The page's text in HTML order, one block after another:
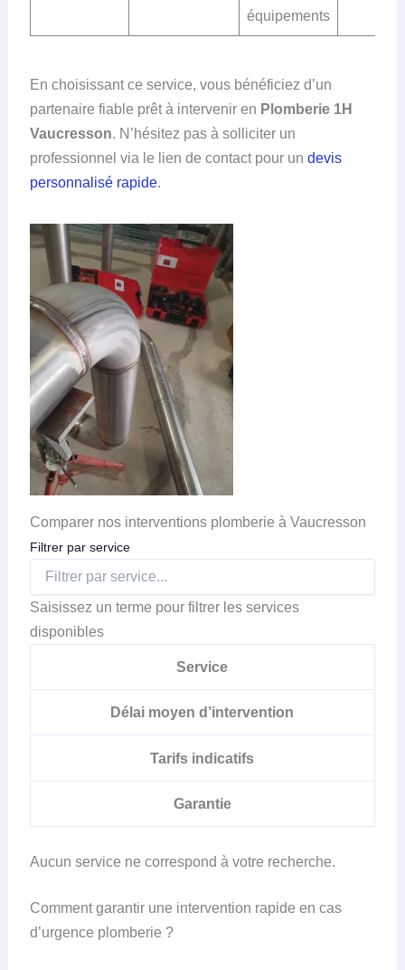
équipements
En choisissant ce service, vous bénéficiez d’un
partenaire fiable prêt à intervenir en Plomberie 1H
Vaucresson. N’hésitez pas à solliciter un
professionnel via le lien de contact pour un devis
personnalisé rapide.
Comparer nos interventions plomberie à Vaucresson
Filtrer par service
Saisissez un terme pour filtrer les services
disponibles
Service
Délai moyen d’intervention
Tarifs indicatifs
Garantie
Aucun service ne correspond à votre recherche.
Comment garantir une intervention rapide en cas
d’urgence plomberie ?